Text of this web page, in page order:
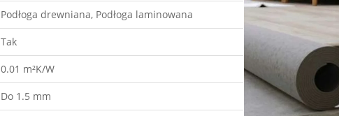
Podłoga drewniana, Podłoga laminowana
Tak
0.01 m²K/W
Do 1.5 mm